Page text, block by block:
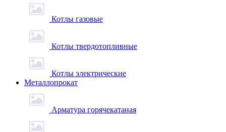
Котлы газовые
Котлы твердотопливные
Котлы электрические
Металлопрокат
Арматура горячекатаная